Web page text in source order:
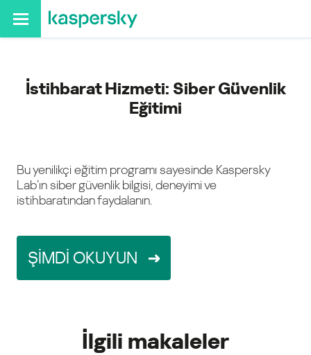
İstihbarat Hizmeti: Siber Güvenlik
Eğitimi
Bu yenilikçi eğitim programı sayesinde Kaspersky
Lab’ın siber güvenlik bilgisi, deneyimi ve
istihbaratından faydalanın.
ŞİMDİ OKUYUN
İlgili makaleler